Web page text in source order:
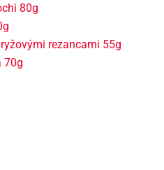
80g
rezancami 55g
70g